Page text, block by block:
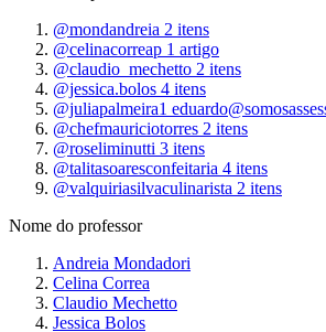
@mondandreia 2 itens
@celinacorreap 1 artigo
@claudio_mechetto 2 itens
@jessica.bolos 4 itens
@juliapalmeira1
@chefmauriciotorres 2 itens
@roseliminutti 3 itens
@talitasoaresconfeitaria 4 itens
@valquiriasilvaculinarista 2 itens
Nome do professor
Andreia Mondadori
Celina Correa
Claudio Mechetto
Jessica Bolos